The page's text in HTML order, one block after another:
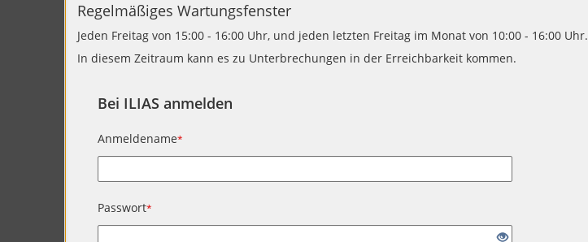
Regelmäßiges Wartungsfenster
Jeden Freitag von 15:00 - 16:00 Uhr, und jeden letzten Freitag im Monat von 10:00 - 16:00 Uhr.
In diesem Zeitraum kann es zu Unterbrechungen in der Erreichbarkeit kommen.
Bei ILIAS anmelden
Anmeldename*
Passwort*